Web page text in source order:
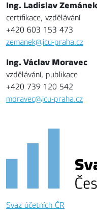
Ing. Ladislav Zemánek
certifikace, vzdělávání
+420 603 153 473
zemanek@icu-praha.cz
Ing. Václav Moravec
vzdělávání, publikace
+420 739 120 542
moravec@icu-praha.cz
Svaz účetních ČR